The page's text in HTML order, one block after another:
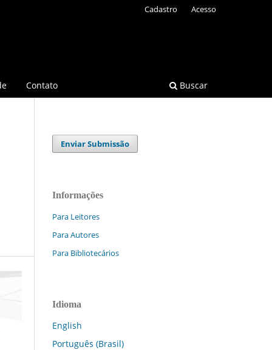
Contato Buscar
Cadastro Acesso
Enviar Submissão
Informações
Para Leitores
Para Autores
Para Bibliotecários
Idioma
English
Português (Brasil)